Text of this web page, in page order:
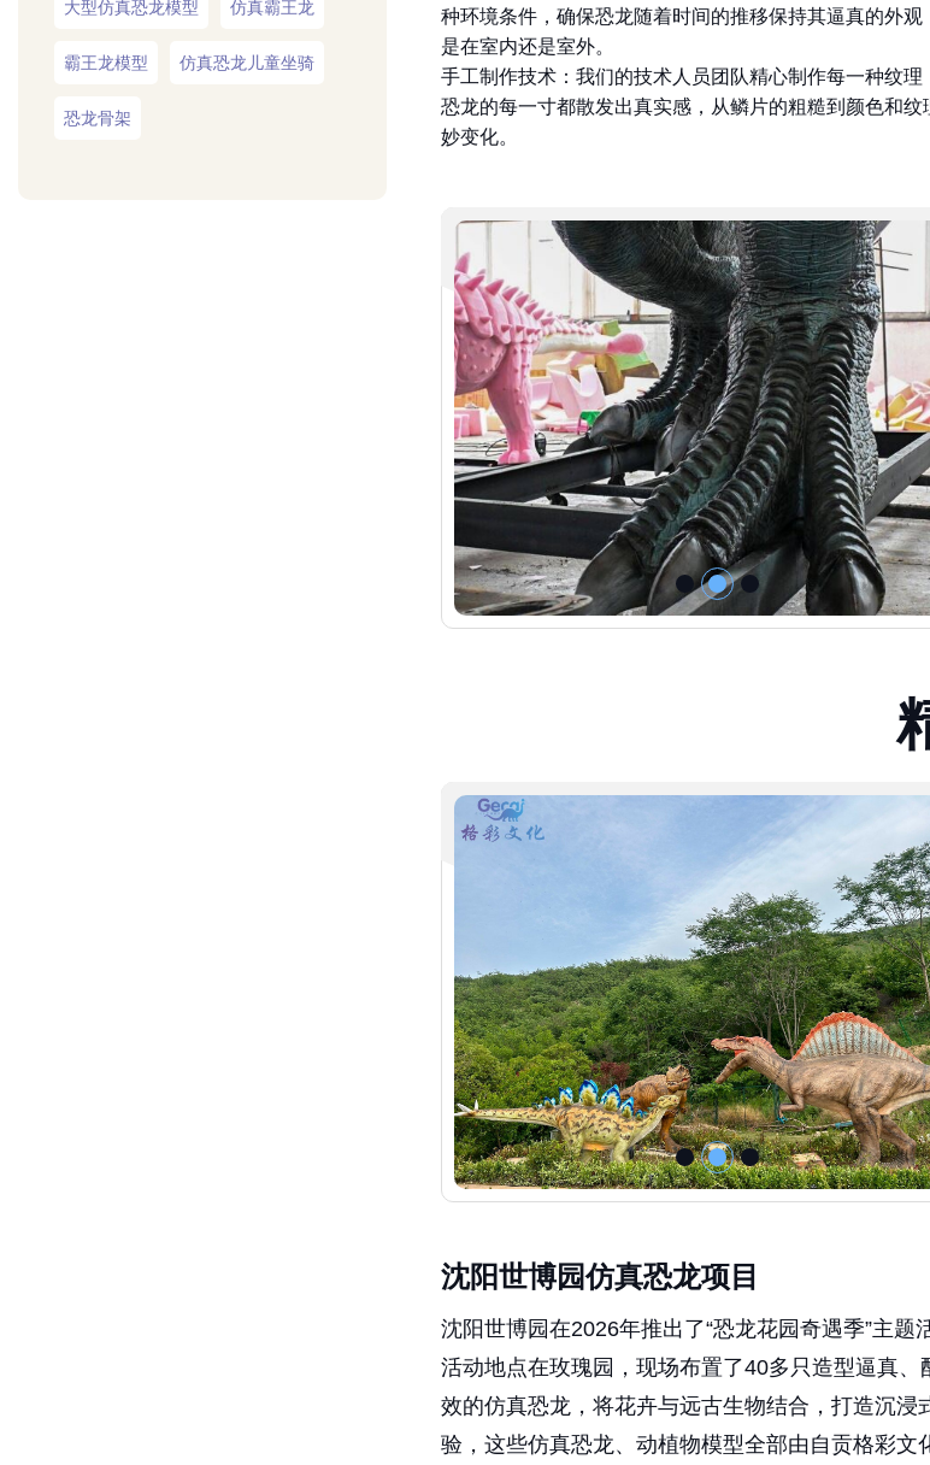
种环境条件，确保恐龙随着时间的推移保持其逼真的外观
是在室内还是室外。
手工制作技术：我们的技术人员团队精心制作每一种纹理
恐龙的每一寸都散发出真实感，从鳞片的粗糙到颜色和纹
妙变化。
沈阳世博园仿真恐龙项目
沈阳世博园在2026年推出了“恐龙花园奇遇季”主题
活动地点在玫瑰园，现场布置了40多只造型逼真、
效的仿真恐龙，将花卉与远古生物结合，打造沉浸
验，这些仿真恐龙、动植物模型全部由自贡格彩文
大型仿真恐龙模型 仿真霸王龙
霸王龙模型 仿真恐龙儿童坐骑
恐龙骨架